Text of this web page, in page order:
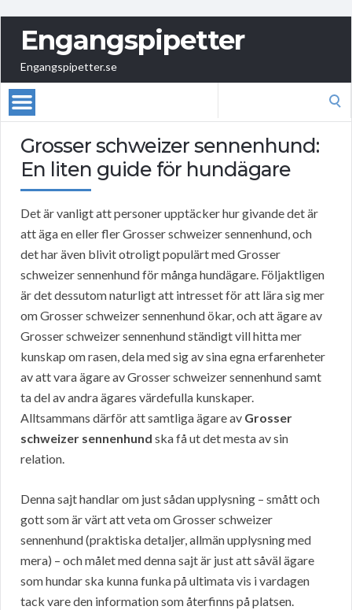
Engangspipetter
Engangspipetter.se
Grosser schweizer sennenhund:
En liten guide för hundägare
Det är vanligt att personer upptäcker hur givande det är
att äga en eller fler Grosser schweizer sennenhund, och
det har även blivit otroligt populärt med Grosser
schweizer sennenhund för många hundägare. Följaktligen
är det dessutom naturligt att intresset för att lära sig mer
om Grosser schweizer sennenhund ökar, och att ägare av
Grosser schweizer sennenhund ständigt vill hitta mer
kunskap om rasen, dela med sig av sina egna erfarenheter
av att vara ägare av Grosser schweizer sennenhund samt
ta del av andra ägares värdefulla kunskaper.
Alltsammans därför att samtliga ägare av Grosser
schweizer sennenhund ska få ut det mesta av sin
relation.
Denna sajt handlar om just sådan upplysning – smått och
gott som är värt att veta om Grosser schweizer
sennenhund (praktiska detaljer, allmän upplysning med
mera) – och målet med denna sajt är just att såväl ägare
som hundar ska kunna funka på ultimata vis i vardagen
tack vare den information som återfinns på platsen.